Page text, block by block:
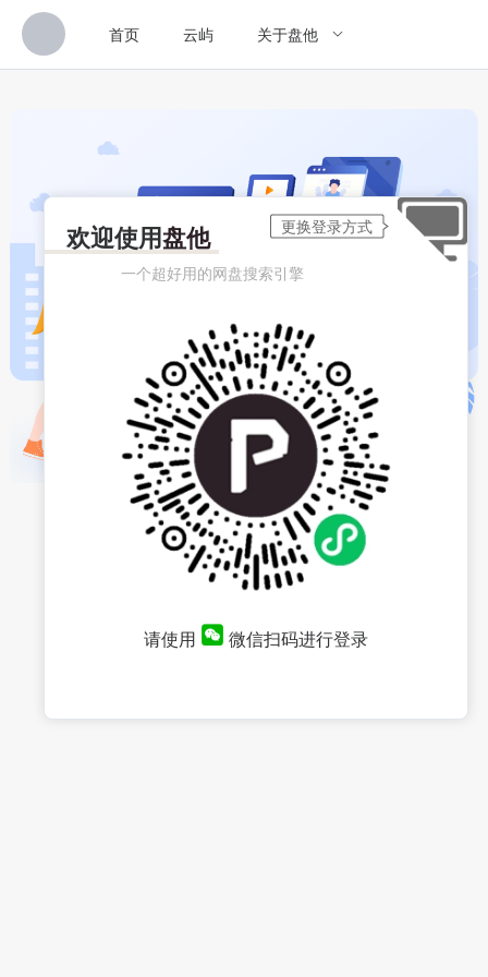
首页 云屿 关于盘他
欢迎使用盘他
一个超好用的网盘搜索引擎
请使用 微信扫码进行登录